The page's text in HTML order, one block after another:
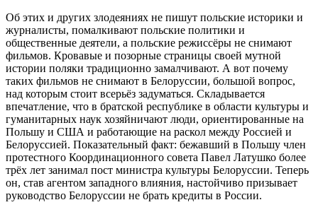
Об этих и других злодеяниях не пишут польские историки и
журналисты, помалкивают польские политики и
общественные деятели, а польские режиссёры не снимают
фильмов. Кровавые и позорные страницы своей мутной
истории поляки традиционно замалчивают. А вот почему
таких фильмов не снимают в Белоруссии, большой вопрос,
над которым стоит всерьёз задуматься. Складывается
впечатление, что в братской республике в области культуры и
гуманитарных наук хозяйничают люди, ориентированные на
Польшу и США и работающие на раскол между Россией и
Белоруссией. Показательный факт: бежавший в Польшу член
протестного Координационного совета Павел Латушко более
трёх лет занимал пост министра культуры Белоруссии. Теперь
он, став агентом западного влияния, настойчиво призывает
руководство Белоруссии не брать кредиты в России.